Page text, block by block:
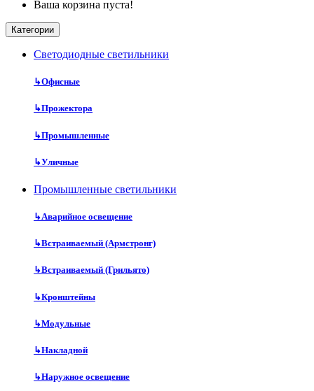
Ваша корзина пуста!
Категории
Cветодиодные светильники
↳Офисные
↳Прожектора
↳Промышленные
↳Уличные
Промышленные светильники
↳Аварийное освещение
↳Встраиваемый (Армстронг)
↳Встраиваемый (Грильято)
↳Кронштейны
↳Модульные
↳Накладной
↳Наружное освещение